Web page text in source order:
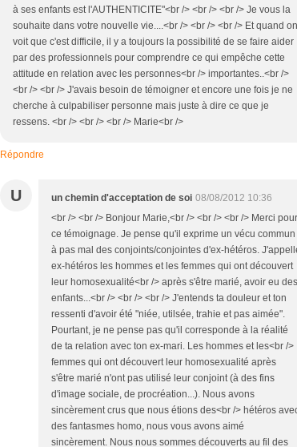
à ses enfants est l'AUTHENTICITE"<br /> <br /> <br /> Je vous la
souhaite dans votre nouvelle vie....<br /> <br /> <br /> Et quand on
voit que c'est difficile, il y a toujours la possibilité de se faire aider
par des professionnels pour comprendre ce qui empêche cette
attitude en relation avec les personnes<br /> importantes..<br />
<br /> <br /> J'avais besoin de témoigner et encore une fois je ne
cherche à culpabiliser personne mais juste à dire ce que je
ressens. <br /> <br /> <br /> Marie<br />
Répondre
U un chemin d'acceptation de soi 08/08/2012 10:36
<br /> <br /> Bonjour Marie,<br /> <br /> <br /> Merci pour
ce témoignage. Je pense qu'il exprime un vécu commun
à pas mal des conjoints/conjointes d'ex-hétéros.
ex-hétéros les hommes et les femmes qui ont découvert
leur homosexualité<br /> après s'être marié, avoir eu des
enfants...<br /> <br /> <br /> J'entends ta douleur et ton
ressenti d'avoir été "niée, utilsée, trahie et pas aimée".
Pourtant, je ne pense pas qu'il corresponde à la réalité
de ta relation avec ton ex-mari. Les hommes et les<br />
femmes qui ont découvert leur homosexualité après
s'être marié n'ont pas utilisé leur conjoint (à des fins
d'image sociale, de procréation...). Nous avons
sincèrement crus que nous étions des<br /> hétéros
des fantasmes homo, nous vous avons aimé
sincèrement. Nous nous sommes découverts au fil des